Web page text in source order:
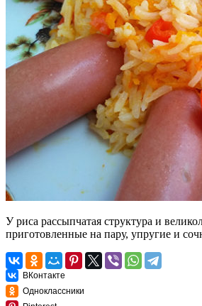
У риса рассыпчатая структура и
приготовленные на пару, упругие и
ВКонтакте
Одноклассники